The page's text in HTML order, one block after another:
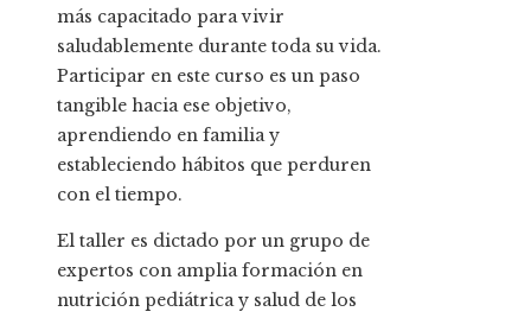
más capacitado para vivir
saludablemente durante toda su vida.
Participar en este curso es un paso
tangible hacia ese objetivo,
aprendiendo en familia y
estableciendo hábitos que perduren
con el tiempo.
El taller es dictado por un grupo de
expertos con amplia formación en
nutrición pediátrica y salud de los